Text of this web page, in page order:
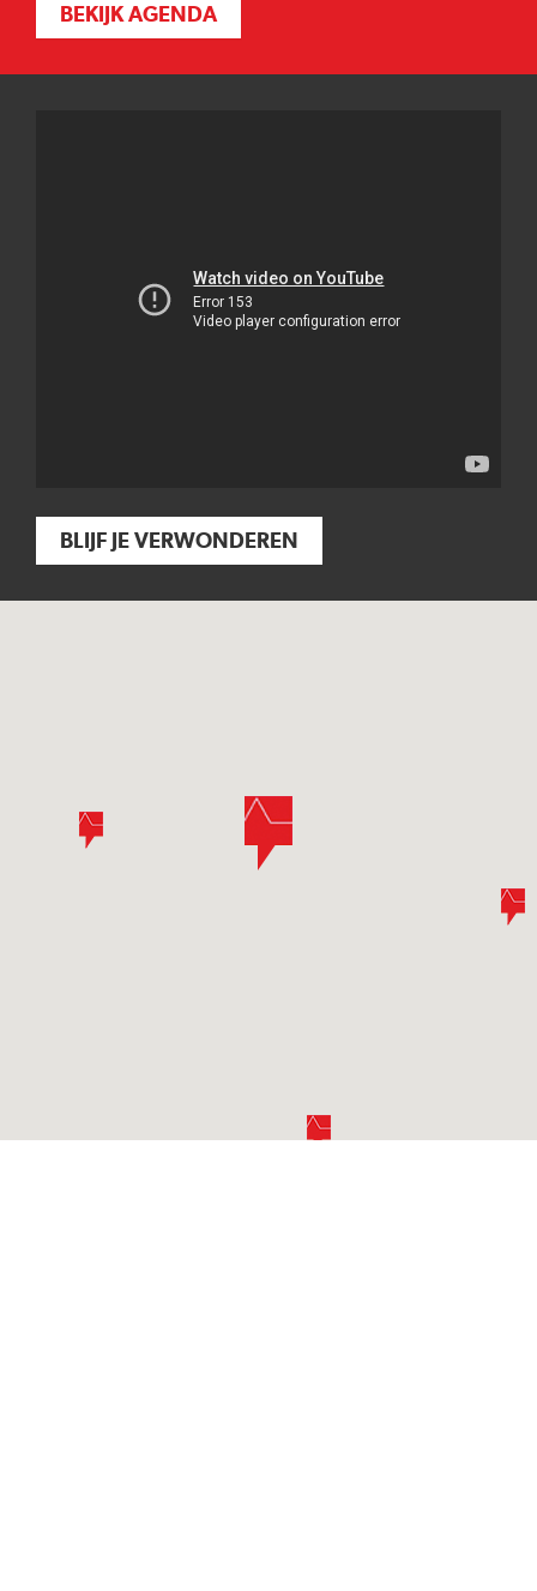
BEKIJK AGENDA
BLIJF JE VERWONDEREN